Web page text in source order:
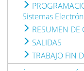
Sistemas
RESUMEN DE
SALIDAS
TRABAJO FIN